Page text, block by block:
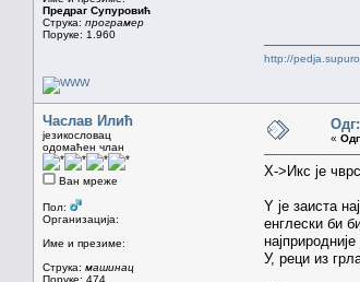
Предраг Супуровић
Струка: програмер
Поруке: 1.960
http://
Часлав Илић
језикословац
одомаћен члан
Ван мреже
Пол:
Организација:
Име и презиме:
Струка: машинац
Поруке: 474
«
X->Икс је
Y је заиста
енглески би
У, реци из